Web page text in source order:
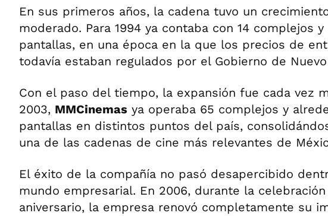
En sus primeros años, la cadena tuvo un
moderado. Para 1994 ya contaba con 14 complejos y
pantallas, en una época en la que los precios de
todavía estaban regulados por el Gobierno de
Con el paso del tiempo, la expansión fue cada vez
2003, MMCinemas ya operaba 65 complejos y
pantallas en distintos puntos del país,
una de las cadenas de cine más relevantes de
El éxito de la compañía no pasó desapercibido
mundo empresarial. En 2006, durante la
aniversario, la empresa renovó completamente su